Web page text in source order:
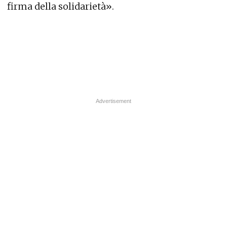
firma della solidarietà».